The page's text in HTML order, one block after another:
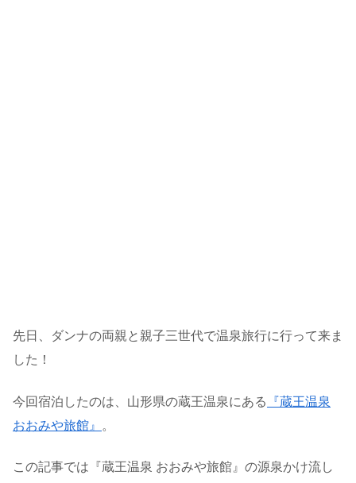
先日、ダンナの両親と親子三世代で温泉旅行に行って来ま
した！
今回宿泊したのは、山形県の蔵王温泉にある
『蔵王温泉
おおみや旅館』
。
この記事では 『蔵王温泉 おおみや旅館』の源泉かけ流し